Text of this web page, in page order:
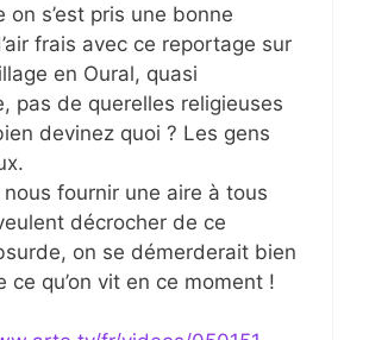
on s’est pris une bonne
frais avec ce reportage sur
en Oural, quasi
pas de querelles religieuses
devinez quoi ? Les gens
fournir une aire à tous
décrocher de ce
on se démerderait bien
ce qu’on vit en ce moment !